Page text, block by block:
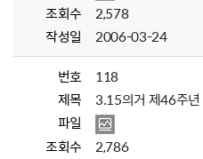
조회수
2,578
작성일
2006-03-24
번호
118
제목
3.15의거 제46주년
파일
조회수
2,786